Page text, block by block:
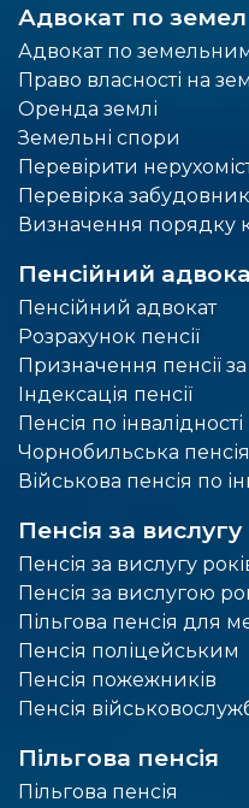
Адвокат по
Адвокат по
Право власності на
Оренда землі
Земельні спори
Перевірити
Перевірка
Пенсійний
Пенсійний адвокат
Розрахунок пенсії
Призначення пенсії
Індексація пенсії
Пенсія по інвалідності
Чорнобильська пенсія
Військова пенсія по
Пенсія за вислугу
Пенсія за вислугу
Пенсія за вислугою
Пільгова пенсія для
Пенсія поліцейським
Пенсія пожежників
Пенсія
Пільгова пенсія
Пільгова пенсія